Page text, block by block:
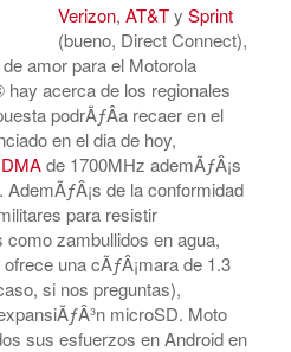
Verizon, AT&Ty Sprint
(bueno, Direct Connect),
amor para el Motorola
acerca de los regionales
podrÃƒÂ­a recaer en el
en el dia de hoy,
de 1700MHz ademÃƒÂ¡s
de la conformidad
para resistir
zambullidos en agua,
una cÃƒÂ¡mara de 1.3
si nos preguntas),
microSD. Moto
sus esfuerzos en Android en